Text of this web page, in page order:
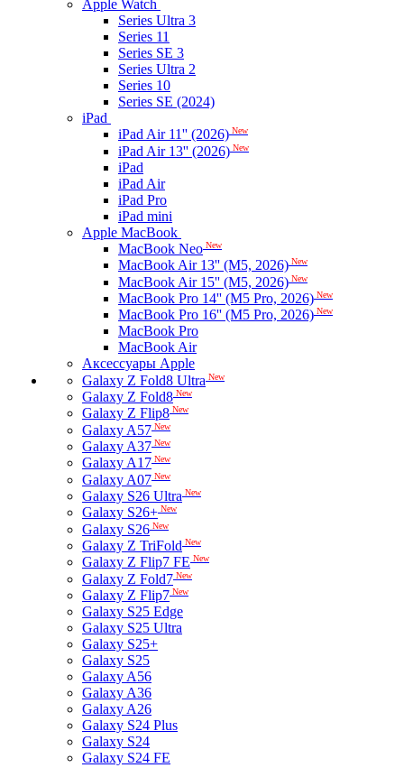
Apple Watch
Series Ultra 3
Series 11
Series SE 3
Series Ultra 2
Series 10
Series SE (2024)
iPad
iPad Air 11'' (2026) New
iPad Air 13'' (2026) New
iPad
iPad Air
iPad Pro
iPad mini
Apple MacBook
MacBook Neo New
MacBook Air 13'' (M5, 2026) New
MacBook Air 15'' (M5, 2026) New
MacBook Pro 14'' (M5 Pro, 2026) New
MacBook Pro 16'' (M5 Pro, 2026) New
MacBook Pro
MacBook Air
Аксессуары Apple
Galaxy Z Fold8 Ultra New
Galaxy Z Fold8 New
Galaxy Z Flip8 New
Galaxy A57 New
Galaxy A37 New
Galaxy A17 New
Galaxy A07 New
Galaxy S26 Ultra New
Galaxy S26+ New
Galaxy S26 New
Galaxy Z TriFold New
Galaxy Z Flip7 FE New
Galaxy Z Fold7 New
Galaxy Z Flip7 New
Galaxy S25 Edge
Galaxy S25 Ultra
Galaxy S25+
Galaxy S25
Galaxy A56
Galaxy A36
Galaxy A26
Galaxy S24 Plus
Galaxy S24
Galaxy S24 FE